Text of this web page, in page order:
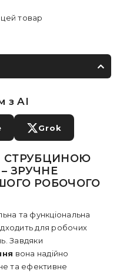
товар
з AI
Grok
СТРУБЦИНОЮ
ЗРУЧНЕ
РОБОЧОГО
та функціональна
для робочих
Завдяки
вона надійно
та ефективне